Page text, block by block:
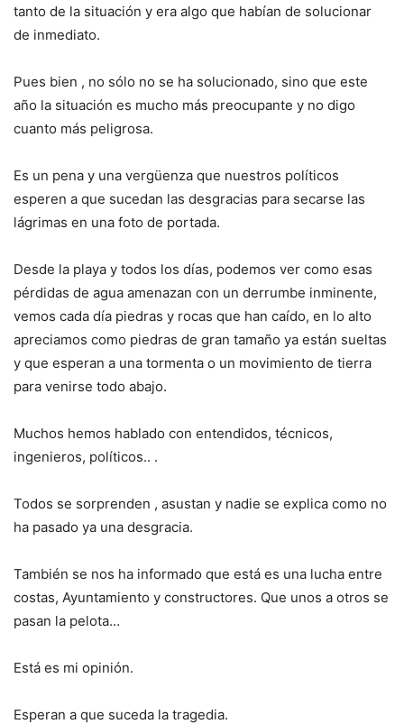
tanto de la situación y era algo que habían de solucionar
de inmediato.
Pues bien , no sólo no se ha solucionado, sino que este
año la situación es mucho más preocupante y no digo
cuanto más peligrosa.
Es un pena y una vergüenza que nuestros políticos
esperen a que sucedan las desgracias para secarse las
lágrimas en una foto de portada.
Desde la playa y todos los días, podemos ver como esas
pérdidas de agua amenazan con un derrumbe inminente,
vemos cada día piedras y rocas que han caído, en lo alto
apreciamos como piedras de gran tamaño ya están sueltas
y que esperan a una tormenta o un movimiento de tierra
para venirse todo abajo.
Muchos hemos hablado con entendidos, técnicos,
ingenieros, políticos.. .
Todos se sorprenden , asustan y nadie se explica como no
ha pasado ya una desgracia.
También se nos ha informado que está es una lucha entre
costas, Ayuntamiento y constructores. Que unos a otros se
pasan la pelota…
Está es mi opinión.
Esperan a que suceda la tragedia.